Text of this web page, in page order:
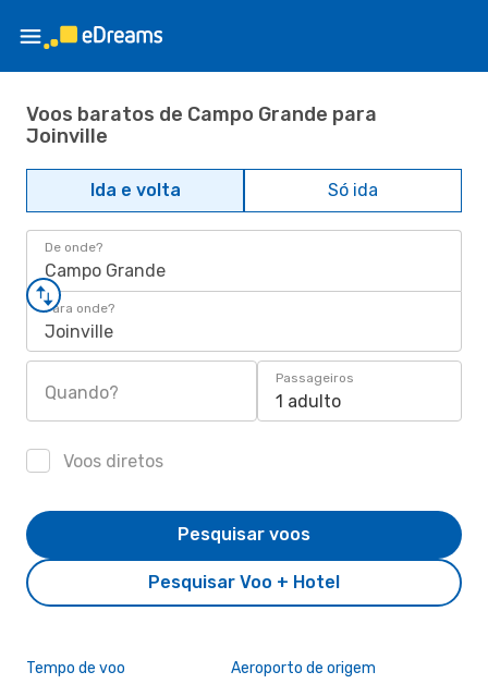
Voos baratos de Campo Grande para
Joinville
Ida e volta Só ida
De onde?
Campo Grande
Para onde?
Joinville
Quando?
Passageiros
1 adulto
Voos diretos
Pesquisar Voo + Hotel
Pesquisar voos
Tempo de voo Aeroporto de origem